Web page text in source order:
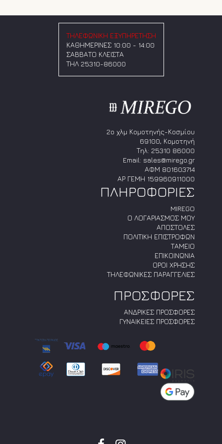
πολλαπλές
παραλλαγές.
Οι
επιλογές
μπορούν
να
προϊόντος
ΤΗΛΕΦΩΝΙΚΗ ΕΞΥΠΗΡΕΤΗΣΗ
ΚΑΘΗΜΕΡΙΝΕΣ 10:00 - 14:00
ΣΑΒΒΑΤΟ ΚΛΕΙΣΤΑ
ΤΗΛ 25310-86000
2ο χλμ Κομοτηνής-Κοσμίου
69100, Κομοτηνή
Τηλ: 25310 86000
Email: sales@mirego.gr
ΑΦΜ 801603714
ΑΡ ΓΕΜΗ 159960911000
ΠΛΗΡΟΦΟΡΙΕΣ
MIREGO
Ο ΛΟΓΑΡΙΑΣΜΟΣ ΜΟΥ
ΑΠΟΣΤΟΛΕΣ
ΠΟΛΙΤΙΚΗ ΕΠΙΣΤΡΟΦΩΝ
ΤΑΜΕΙΟ
ΕΠΙΚΟΙΝΩΝΙΑ
ΟΡΟΙ ΧΡΗΣΗΣ
ΤΗΛΕΦΩΝΙΚΕΣ ΠΑΡΑΓΓΕΛΙΕΣ
ΠΡΟΣΦΟΡΕΣ
ΑΝΔΡΙΚΕΣ ΠΡΟΣΦΟΡΕΣ
ΓΥΝΑΙΚΕΙΕΣ ΠΡΟΣΦΟΡΕΣ